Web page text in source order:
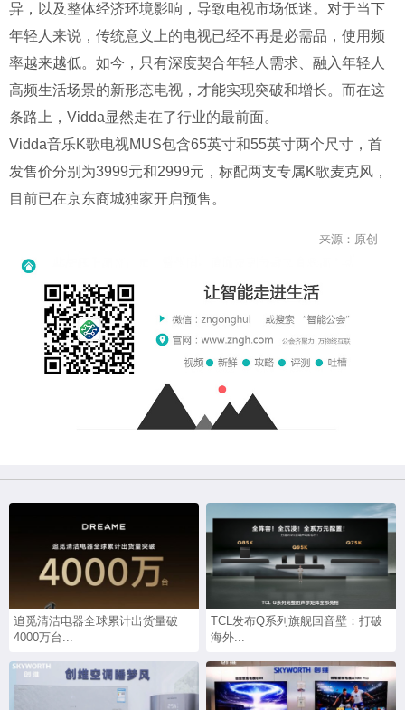
异，以及整体经济环境影响，导致电视市场低迷。对于当下
年轻人来说，传统意义上的电视已经不再是必需品，使用频
率越来越低。如今，只有深度契合年轻人需求、融入年轻人
高频生活场景的新形态电视，才能实现突破和增长。而在这
条路上，Vidda显然走在了行业的最前面。
Vidda音乐K歌电视MUS包含65英寸和55英寸两个尺寸，首
发售价分别为3999元和2999元，标配两支专属K歌麦克风，
目前已在京东商城独家开启预售。
来源：原创
追觅清洁电器全球累计出货量破
4000万台...
TCL发布Q系列旗舰回音壁：打破
海外...